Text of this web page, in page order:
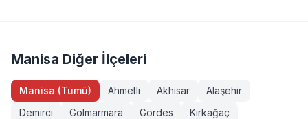
sınavlarımız MYK onaylı ve TÜRKAK akreditasyonludur.
isteyenler +90 232 489 22 27 numarasından detaylı bilgi
Manisa Diğer İlçeleri
Manisa (Tümü) Ahmetli Akhisar
Alaşehir
Demirci
Gölmarmara Gördes
Kırkağaç